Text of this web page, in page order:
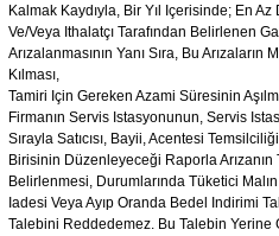
Kalmak Kaydıyla, Bir Yıl Içerisinde; En
Ve/Veya Ithalatçı Tarafından Belirlenen
Arızalanmasının Yanı Sıra, Bu
Kılması,
Tamiri Için Gereken Azami Süresinin
Firmanın Servis Istasyonunun, Servis
Sırayla Satıcısı, Bayii, Acentesi
Birisinin Düzenleyeceği Raporla Arızanın
Belirlenmesi, Durumlarında Tüketici
Iadesi Veya Ayıp Oranda Bedel Indirimi
Talebini Reddedemez. Bu Talebin Yerine